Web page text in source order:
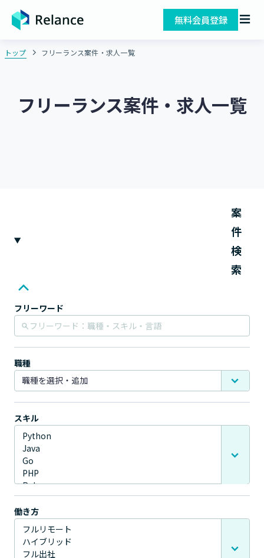
無料会員登録
トップ フリーランス案件・求人一覧
フリーランス案件・求人一覧
案
件
検
索
フリーワード
職種
スキル
働き方